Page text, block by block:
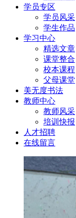
学员专区
学员风采
学生作品
学习中心
精选文章
课堂整合
校本课程
父母课堂
美无度书法
教师中心
教师风采
培训快报
人才招聘
在线留言